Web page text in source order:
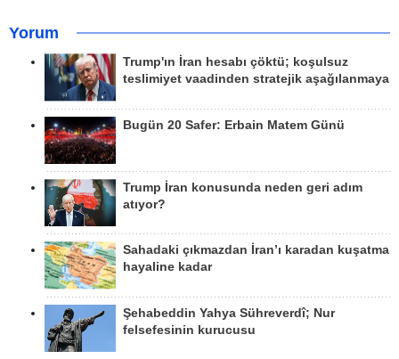
Yorum
Trump'ın İran hesabı çöktü; koşulsuz
teslimiyet vaadinden stratejik aşağılanmaya
Bugün 20 Safer: Erbain Matem Günü
Trump İran konusunda neden geri adım
atıyor?
Sahadaki çıkmazdan İran’ı karadan kuşatma
hayaline kadar
Şehabeddin Yahya Sühreverdî; Nur
felsefesinin kurucusu